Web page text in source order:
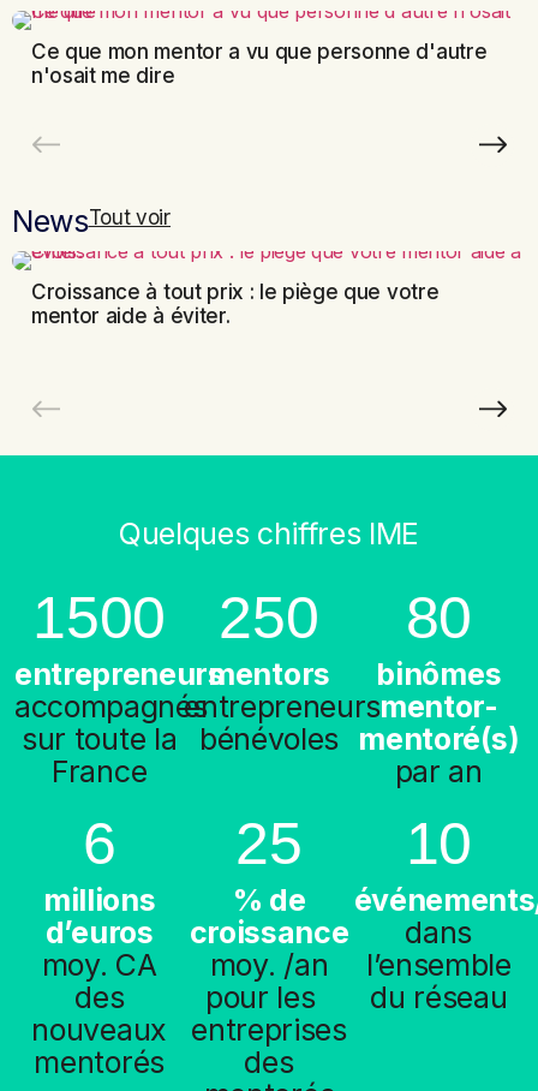
Ce que mon mentor a vu que personne d'autre
n'osait me dire
NewsTout voir
Croissance à tout prix : le piège que votre
mentor aide à éviter.
Quelques chiffres IME
1500
entrepreneurs
accompagnés
sur toute la
France
250
mentors
entrepreneurs
bénévoles
80
binômes
mentor-
mentoré(s)
par an
6
millions
d’euros
moy. CA
des
nouveaux
mentorés
25
% de
croissance
moy. /an
pour les
entreprises
des
10
dans
l’ensemble
du réseau